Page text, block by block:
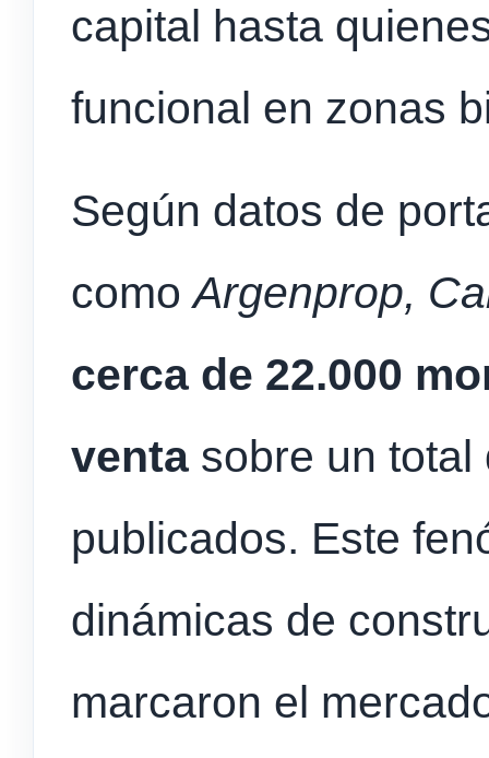
capital hasta
funcional en zonas
Según datos de
comoArgenprop,
cerca de 22.000
venta sobre un
publicados. Este
dinámicas de
marcaron el